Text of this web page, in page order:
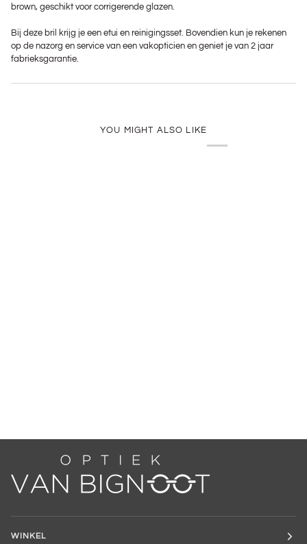
brown, geschikt voor corrigerende glazen.
Bij deze bril krijg je een etui en reinigingsset. Bovendien kun je rekenen
op de nazorg en service van een vakopticien en geniet je van 2 jaar
fabrieksgarantie.
YOU MIGHT ALSO LIKE
WINKEL